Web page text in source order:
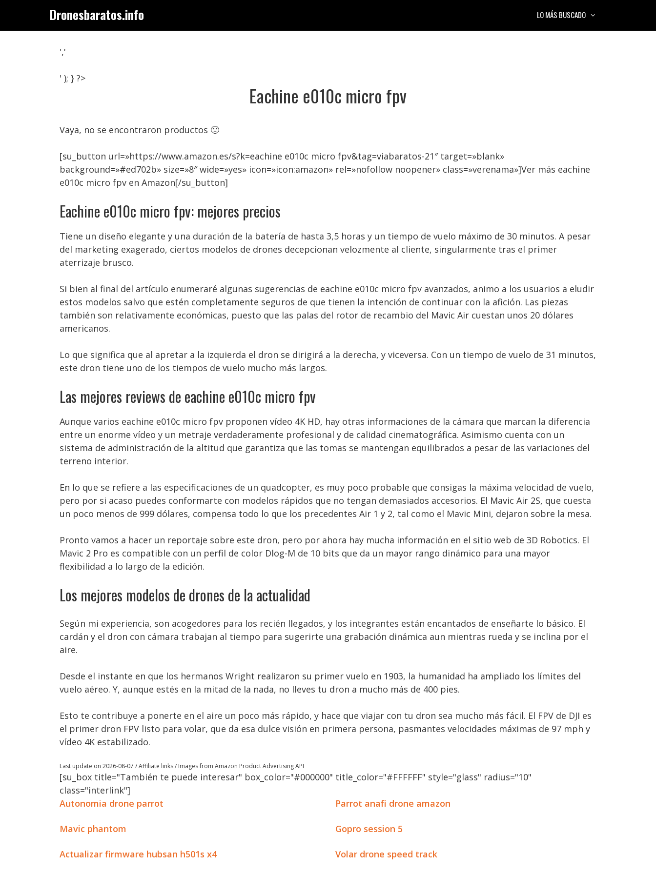
contenido
Dronesbaratos.info LO MÁS BUSCADO
','
' ); } ?>
Eachine e010c micro fpv
Vaya, no se encontraron productos 🙁
[su_button url=»https://www.amazon.es/s?k=eachine e010c micro fpv&tag=viabaratos-21″ target=»blank»
background=»#ed702b» size=»8″ wide=»yes» icon=»icon:amazon» rel=»nofollow noopener» class=»verenama»]Ver más eachine
e010c micro fpv en Amazon[/su_button]
Eachine e010c micro fpv: mejores precios
Tiene un diseño elegante y una duración de la batería de hasta 3,5 horas y un tiempo de vuelo máximo de 30 minutos. A pesar
del marketing exagerado, ciertos modelos de drones decepcionan velozmente al cliente, singularmente tras el primer
aterrizaje brusco.
Si bien al final del artículo enumeraré algunas sugerencias de eachine e010c micro fpv avanzados, animo a los usuarios a eludir
estos modelos salvo que estén completamente seguros de que tienen la intención de continuar con la afición. Las piezas
también son relativamente económicas, puesto que las palas del rotor de recambio del Mavic Air cuestan unos 20 dólares
americanos.
Lo que significa que al apretar a la izquierda el dron se dirigirá a la derecha, y viceversa. Con un tiempo de vuelo de 31 minutos,
este dron tiene uno de los tiempos de vuelo mucho más largos.
Las mejores reviews de eachine e010c micro fpv
Aunque varios eachine e010c micro fpv proponen vídeo 4K HD, hay otras informaciones de la cámara que marcan la diferencia
entre un enorme vídeo y un metraje verdaderamente profesional y de calidad cinematográfica. Asimismo cuenta con un
sistema de administración de la altitud que garantiza que las tomas se mantengan equilibrados a pesar de las variaciones del
terreno interior.
En lo que se refiere a las especificaciones de un quadcopter, es muy poco probable que consigas la máxima velocidad de vuelo,
pero por si acaso puedes conformarte con modelos rápidos que no tengan demasiados accesorios. El Mavic Air 2S, que cuesta
un poco menos de 999 dólares, compensa todo lo que los precedentes Air 1 y 2, tal como el Mavic Mini, dejaron sobre la mesa.
Pronto vamos a hacer un reportaje sobre este dron, pero por ahora hay mucha información en el sitio web de 3D Robotics. El
Mavic 2 Pro es compatible con un perfil de color Dlog-M de 10 bits que da un mayor rango dinámico para una mayor
flexibilidad a lo largo de la edición.
Los mejores modelos de drones de la actualidad
Según mi experiencia, son acogedores para los recién llegados, y los integrantes están encantados de enseñarte lo básico. El
cardán y el dron con cámara trabajan al tiempo para sugerirte una grabación dinámica aun mientras rueda y se inclina por el
aire.
Desde el instante en que los hermanos Wright realizaron su primer vuelo en 1903, la humanidad ha ampliado los límites del
vuelo aéreo. Y, aunque estés en la mitad de la nada, no lleves tu dron a mucho más de 400 pies.
Esto te contribuye a ponerte en el aire un poco más rápido, y hace que viajar con tu dron sea mucho más fácil. El FPV de DJI es
el primer dron FPV listo para volar, que da esa dulce visión en primera persona, pasmantes velocidades máximas de 97 mph y
vídeo 4K estabilizado.
Last update on 2026-08-07 / Affiliate links / Images from Amazon Product Advertising API
[su_box title="También te puede interesar" box_color="#000000" title_color="#FFFFFF" style="glass" radius="10"
class="interlink"]
Autonomia drone parrot
Parrot anafi drone amazon
Mavic phantom Gopro session 5
Actualizar firmware hubsan h501s x4 Volar drone speed track